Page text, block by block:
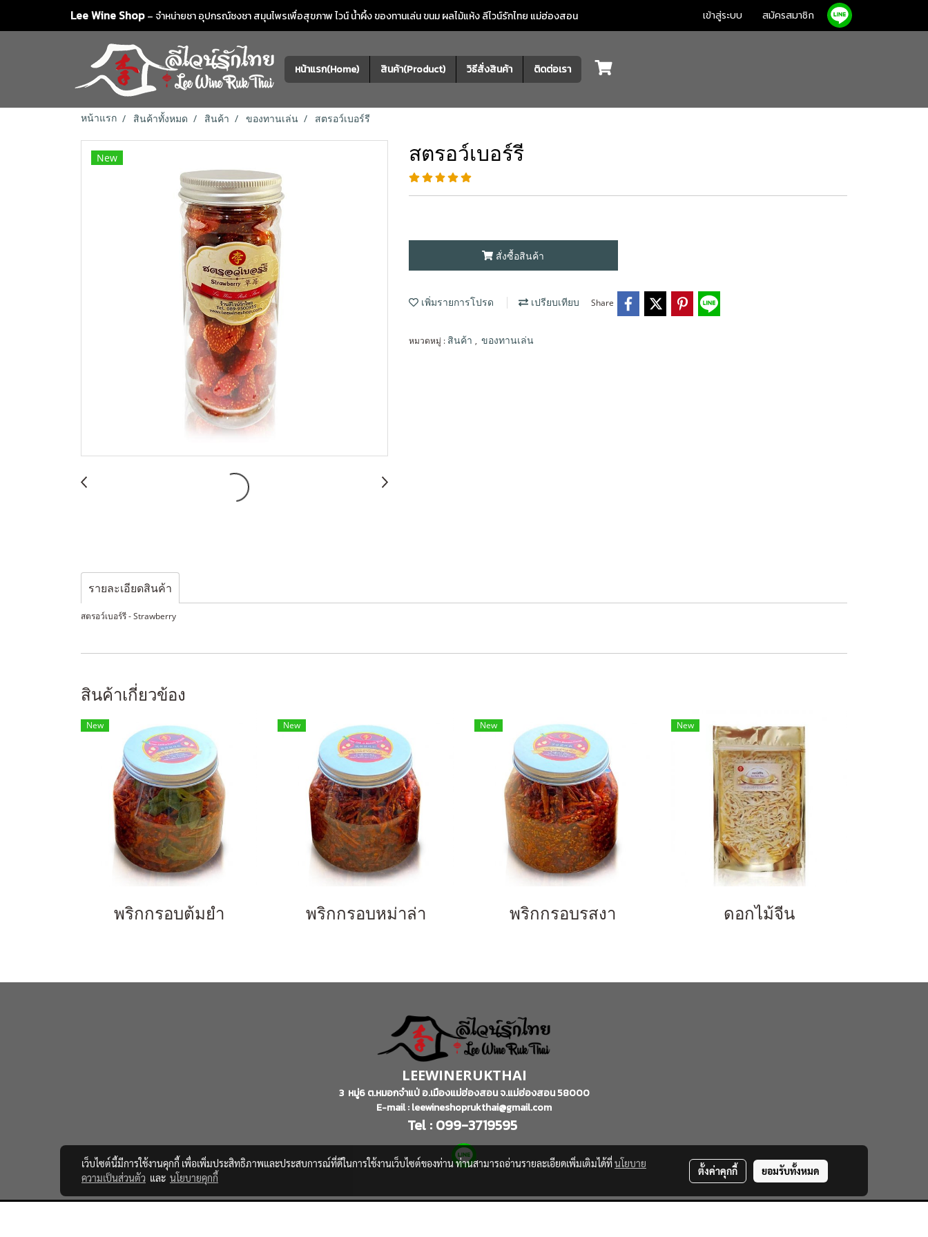
Lee Wine Shop– จำหน่ายชา อุปกรณ์ชงชา สมุนไพรเพื่อสุขภาพ ไวน์ น้ำผึ้ง ของทานเล่น ขนม ผลไม้แห้งลีไวน์รักไทย แม่ฮ่องสอน เข้าสู่ระบบ สมัครสมาชิก
หน้าแรก(Home) สินค้า(Product) วิธีสั่งสินค้า ติดต่อเรา
หน้าแรก สินค้าทั้งหมด สินค้า ของทานเล่น สตรอว์เบอร์รี
New สตรอว์เบอร์รี
สั่งซื้อสินค้า
เพิ่มรายการโปรด เปรียบเทียบ Share
หมวดหมู่ : สินค้า , ของทานเล่น
รายละเอียดสินค้า
สตรอว์เบอร์รี - Strawberry
สินค้าเกี่ยวข้อง
New
พริกกรอบต้มยำ
New
พริกกรอบหม่าล่า
New
พริกกรอบรสงา
New
ดอกไม้จีน
LEEWINERUKTHAI
3 หมู่6 ต.หมอกจำแป่ อ.เมืองแม่ฮ่องสอน จ.แม่ฮ่องสอน 58000
E-mail : leewineshoprukthai@gmail.com
Tel : 099-3719595
เว็บไซต์นี้มีการใช้งานคุกกี้ เพื่อเพิ่มประสิทธิภาพและประสบการณ์ที่ดีในการใช้งานเว็บไซต์ของท่าน ท่านสามารถอ่านรายละเอียดเพิ่มเติมได้ที่นโยบาย
ความเป็นส่วนตัว และ นโยบายคุกกี้
ตั้งค่าคุกกี้ ยอมรับทั้งหมด